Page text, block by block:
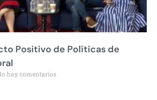
Positivo de Políticas de
hay comentarios